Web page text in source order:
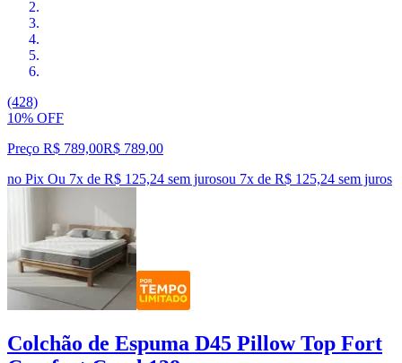
(428)
10% OFF
Preço R$ 789,00R$ 789,00
no Pix Ou 7x de R$ 125,24 sem jurosou 7x de R$ 125,24 sem juros
Colchão de Espuma D45 Pillow Top Fort